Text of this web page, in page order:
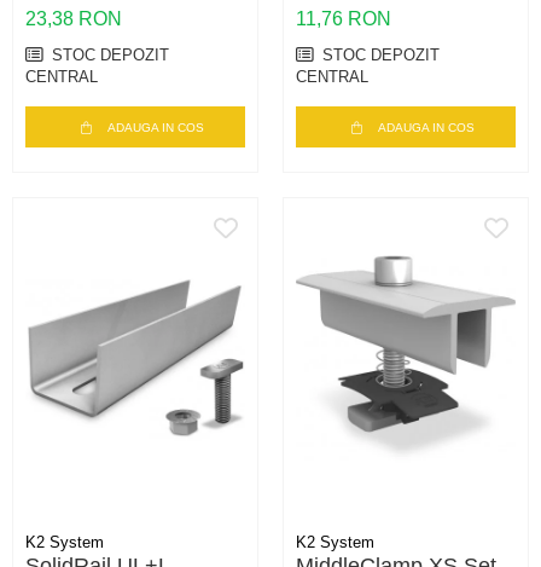
23,38 RON
STOC DEPOZIT
CENTRAL
ADAUGA IN COS
11,76 RON
STOC DEPOZIT
CENTRAL
ADAUGA IN COS
K2 System K2 System